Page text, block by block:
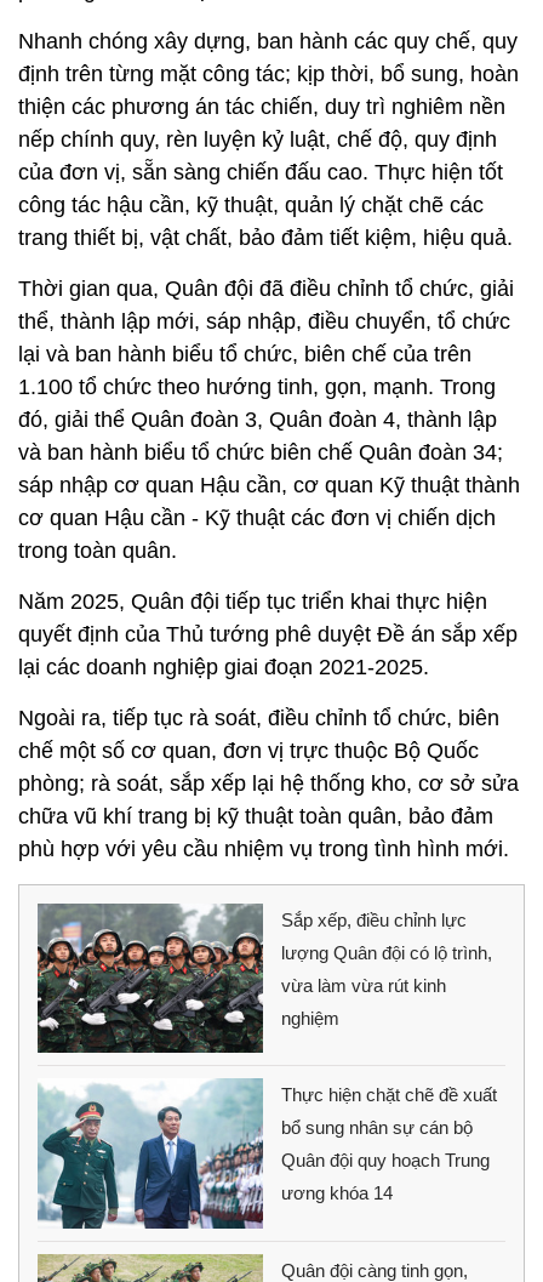
Nhanh chóng xây dựng, ban hành các quy chế, quy
định trên từng mặt công tác; kịp thời, bổ sung, hoàn
thiện các phương án tác chiến, duy trì nghiêm nền
nếp chính quy, rèn luyện kỷ luật, chế độ, quy định
của đơn vị, sẵn sàng chiến đấu cao. Thực hiện tốt
công tác hậu cần, kỹ thuật, quản lý chặt chẽ các
trang thiết bị, vật chất, bảo đảm tiết kiệm, hiệu quả.
Thời gian qua, Quân đội đã điều chỉnh tổ chức, giải
thể, thành lập mới, sáp nhập, điều chuyển, tổ chức
lại và ban hành biểu tổ chức, biên chế của trên
1.100 tổ chức theo hướng tinh, gọn, mạnh. Trong
đó, giải thể Quân đoàn 3, Quân đoàn 4, thành lập
và ban hành biểu tổ chức biên chế Quân đoàn 34;
sáp nhập cơ quan Hậu cần, cơ quan Kỹ thuật thành
cơ quan Hậu cần - Kỹ thuật các đơn vị chiến dịch
trong toàn quân.
Năm 2025, Quân đội tiếp tục triển khai thực hiện
quyết định của Thủ tướng phê duyệt Đề án sắp xếp
lại các doanh nghiệp giai đoạn 2021-2025.
Ngoài ra, tiếp tục rà soát, điều chỉnh tổ chức, biên
chế một số cơ quan, đơn vị trực thuộc Bộ Quốc
phòng; rà soát, sắp xếp lại hệ thống kho, cơ sở sửa
chữa vũ khí trang bị kỹ thuật toàn quân, bảo đảm
phù hợp với yêu cầu nhiệm vụ trong tình hình mới.
Sắp xếp, điều chỉnh lực
lượng Quân đội có lộ trình,
vừa làm vừa rút kinh
nghiệm
Thực hiện chặt chẽ đề xuất
bổ sung nhân sự cán bộ
Quân đội quy hoạch Trung
ương khóa 14
Quân đội càng tinh gọn,